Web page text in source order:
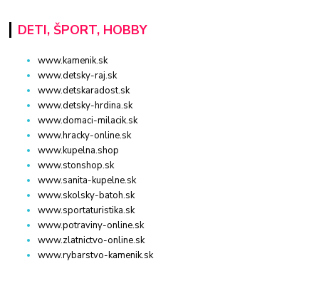
DETI, ŠPORT, HOBBY
www.kamenik.sk
www.detsky-raj.sk
www.detskaradost.sk
www.detsky-hrdina.sk
www.domaci-milacik.sk
www.hracky-online.sk
www.kupelna.shop
www.stonshop.sk
www.sanita-kupelne.sk
www.skolsky-batoh.sk
www.sportaturistika.sk
www.potraviny-online.sk
www.zlatnictvo-online.sk
www.rybarstvo-kamenik.sk